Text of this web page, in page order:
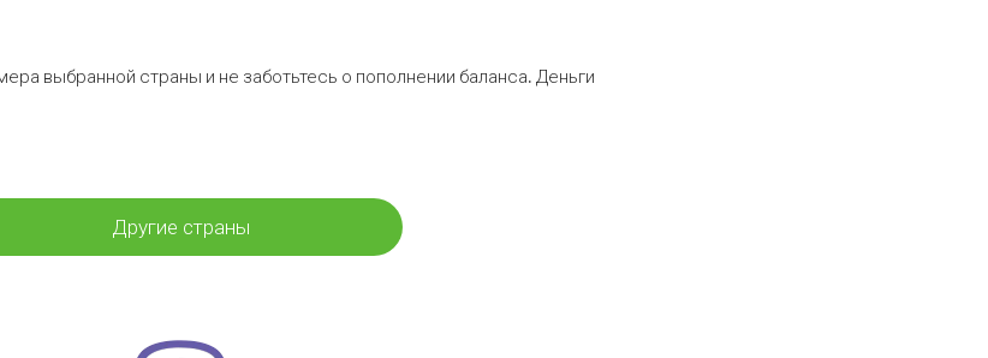
выбранной страны и не заботьтесь о пополнении баланса. Деньги
Другие страны